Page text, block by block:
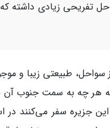
تفریحی زیادی داشته
سواحل، طبیعتی زیبا و
چه به سمت جنوب آن در